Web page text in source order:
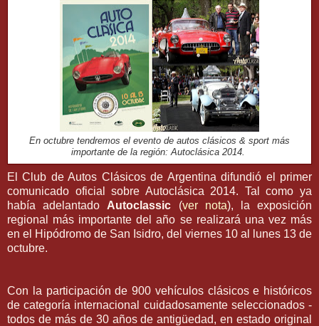
En octubre tendremos el evento de autos clásicos & sport más
importante de la región: Autoclásica 2014.
El Club de Autos Clásicos de Argentina difundió el primer
comunicado oficial sobre Autoclásica 2014. Tal como ya
había adelantado Autoclassic (ver nota), la exposición
regional más importante del año se realizará una vez más
en el Hipódromo de San Isidro, del viernes 10 al lunes 13 de
octubre.
Con la participación de 900 vehículos clásicos e históricos
de categoría internacional cuidadosamente seleccionados -
todos de más de 30 años de antigüedad, en estado original